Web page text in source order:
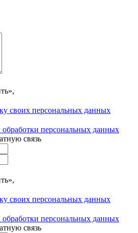
своих персональных данных
обработки персональных данных
связь
своих персональных данных
обработки персональных данных
связь